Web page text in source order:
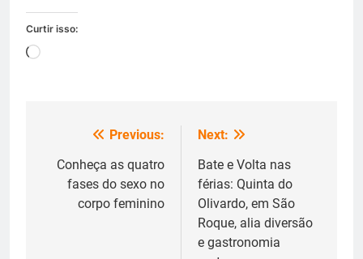
Curtir isso:
Carregando...
Navegação
de
Post
Previous:
Conheça as quatro
fases do sexo no
corpo feminino
Next:
Bate e Volta nas
férias: Quinta do
Olivardo, em São
Roque, alia diversão
e gastronomia